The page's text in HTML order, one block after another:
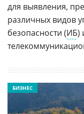
для выявления,
различных видов
безопасности (ИБ)
БИЗНЕС